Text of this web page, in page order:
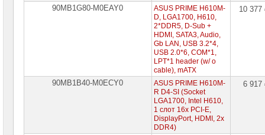
90MB1G80-M0EAY0
ASUS PRIME H610M-
D, LGA1700, H610,
2*DDR5, D-Sub +
HDMI, SATA3, Audio,
Gb LAN, USB 3.2*4,
USB 2.0*6, COM*1,
LPT*1 header (w/ o
cable), mATX
10
90MB1B40-M0ECY0
ASUS PRIME H610M-
R D4-SI (Socket
LGA1700, Intel H610,
1 слот 16x PCI-E,
DisplayPort, HDMI, 2x
DDR4)
6